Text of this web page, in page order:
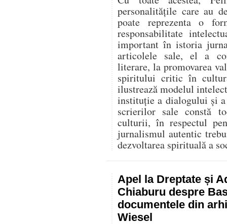
personalitățile care au
poate reprezenta o
responsabilitate
important în istoria
articolele sale, el a
literare, la promovarea
spiritului critic în
ilustrează modelul
instituție a dialogului și
scrierilor sale constă
culturii, în respectul
jurnalismul autentic
dezvoltarea spirituală a
Apel la Dreptate și
Chiaburu despre
documentele din
Wiesel